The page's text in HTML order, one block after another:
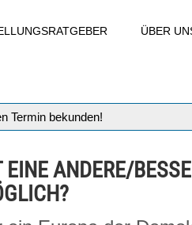
ÜBER
Termin bekunden!
EINE ANDERE/